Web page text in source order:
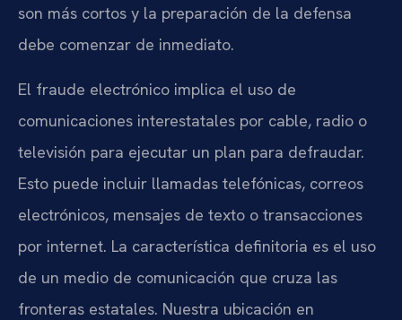
son más cortos y la preparación de la defensa
debe comenzar de inmediato.
El fraude electrónico implica el uso de
comunicaciones interestatales por cable, radio o
televisión para ejecutar un plan para defraudar.
Esto puede incluir llamadas telefónicas, correos
electrónicos, mensajes de texto o transacciones
por internet. La característica definitoria es el uso
de un medio de comunicación que cruza las
fronteras estatales. Nuestra ubicación en